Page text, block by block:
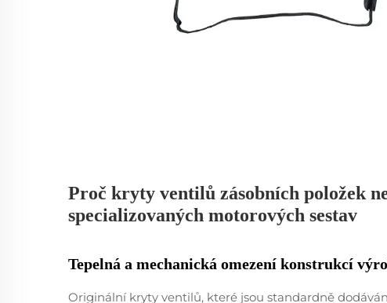
Proč kryty ventilů zásobních položek
specializovaných motorových sestav
Tepelná a mechanická omezení konstrukcí
Originální kryty ventilů, které jsou standardně